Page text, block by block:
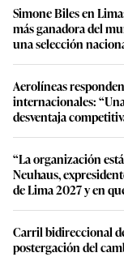
Simone Biles en
más ganadora del
una selección
Aerolíneas
internacionales:
desventaja
“La organización
Neuhaus,
de Lima 2027 y en
Carril bidireccional
postergación del